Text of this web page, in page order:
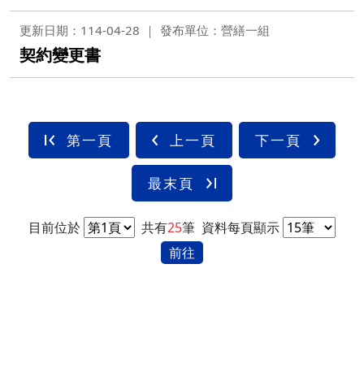
更新日期：114-04-28 發布單位：營繕一組
契約變更書
第一頁 上一頁 下一頁
最末頁
目前位於 共有25筆 資料每頁顯示
前往